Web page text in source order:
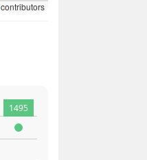
contributors
1495